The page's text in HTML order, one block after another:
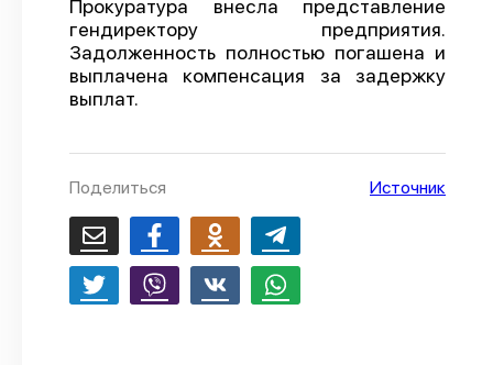
Прокуратура внесла представление
гендиректору предприятия.
Задолженность полностью погашена и
выплачена компенсация за задержку
выплат.
Поделиться Источник